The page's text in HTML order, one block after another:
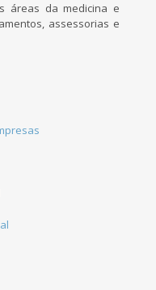
áreas da medicina e
assessorias e